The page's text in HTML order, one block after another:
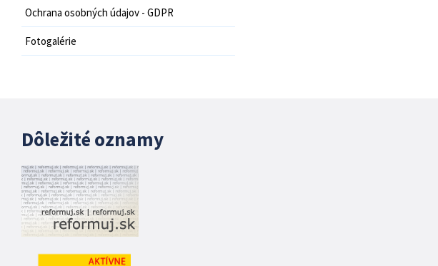
Ochrana osobných údajov - GDPR
Fotogalérie
Dôležité oznamy